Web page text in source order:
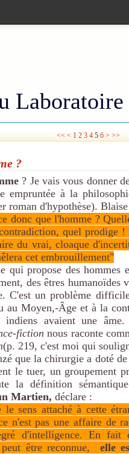
Laboratoire
<< < 1 2 3 4 5 6 > >>
?
? Je vais vous donner
empruntée à la
roman d'hypothèse). Blaise
donc que l'homme ?
quel prodige !
du vrai, cloaque
cet embrouillement"
qui propose des hommes
des êtres humanoïdes
C'est un problème
au Moyen,-Âge et à la
avaient une âme.
fiction nous raconte
(p. 219, c'est moi qui
que la chirurgie a doté
le tuer, un groupement
la définition
Martien, déclare :
le sens attaché à cette
n'est pas une affaire de
d'intelligence. En
être reconnue, elle